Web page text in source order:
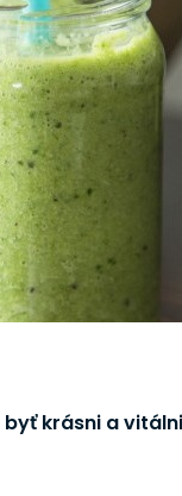
krásni a